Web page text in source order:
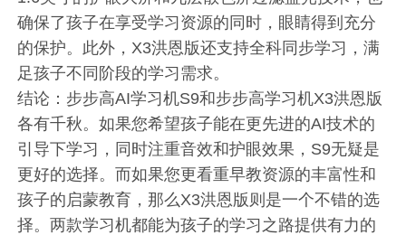
确保了孩子在享受学习资源的同时，眼睛得到充分
的保护。此外，X3洪恩版还支持全科同步学习，满
足孩子不同阶段的学习需求。
结论：步步高AI学习机S9和步步高学习机X3洪恩版
各有千秋。如果您希望孩子能在更先进的AI技术的
引导下学习，同时注重音效和护眼效果，S9无疑是
更好的选择。而如果您更看重早教资源的丰富性和
孩子的启蒙教育，那么X3洪恩版则是一个不错的选
择。两款学习机都能为孩子的学习之路提供有力的